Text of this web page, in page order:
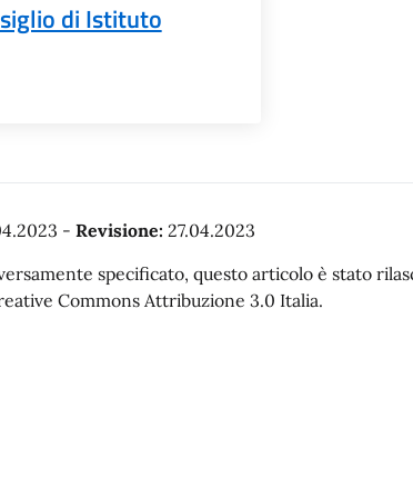
di Istituto
- Revisione: 27.04.2023
specificato, questo articolo è stato
Commons Attribuzione 3.0 Italia.